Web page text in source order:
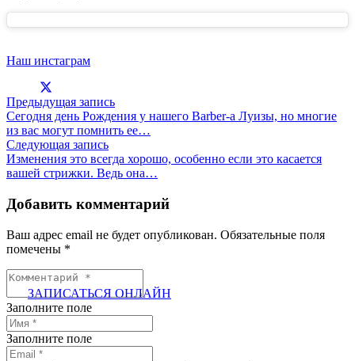
Наш инстаграм
Предыдущая запись
Сегодня день Рождения у нашего Barber-a Луизы, но многие
из вас могут помнить ее…
Следующая запись
Изменения это всегда хорошо, особенно если это касается
вашей стрижки. Ведь она…
Добавить комментарий
Ваш адрес email не будет опубликован. Обязательные поля
помечены *
Заполните поле
Заполните поле
ЗАПИСАТЬСЯ ОНЛАЙН